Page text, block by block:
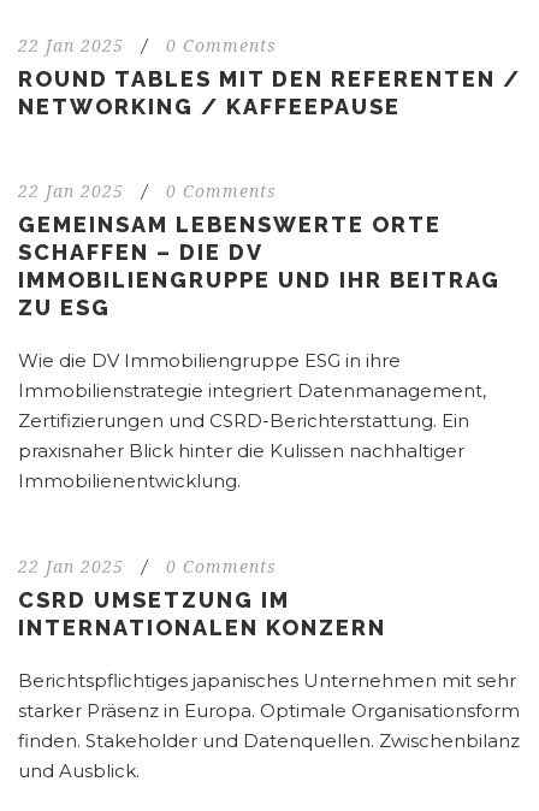
22 Jan 2025 / 0 Comments
ROUND TABLES MIT DEN REFERENTEN /
NETWORKING / KAFFEEPAUSE
22 Jan 2025 / 0 Comments
GEMEINSAM LEBENSWERTE ORTE
SCHAFFEN – DIE DV
IMMOBILIENGRUPPE UND IHR BEITRAG
ZU ESG
Wie die DV Immobiliengruppe ESG in ihre
Immobilienstrategie integriert Datenmanagement,
Zertifizierungen und CSRD-Berichterstattung. Ein
praxisnaher Blick hinter die Kulissen nachhaltiger
Immobilienentwicklung.
22 Jan 2025 / 0 Comments
CSRD UMSETZUNG IM
INTERNATIONALEN KONZERN
Berichtspflichtiges japanisches Unternehmen mit sehr
starker Präsenz in Europa. Optimale Organisationsform
finden. Stakeholder und Datenquellen. Zwischenbilanz
und Ausblick.